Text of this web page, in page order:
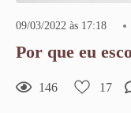
09/03/2022 às 17:18
Por que eu
146 17